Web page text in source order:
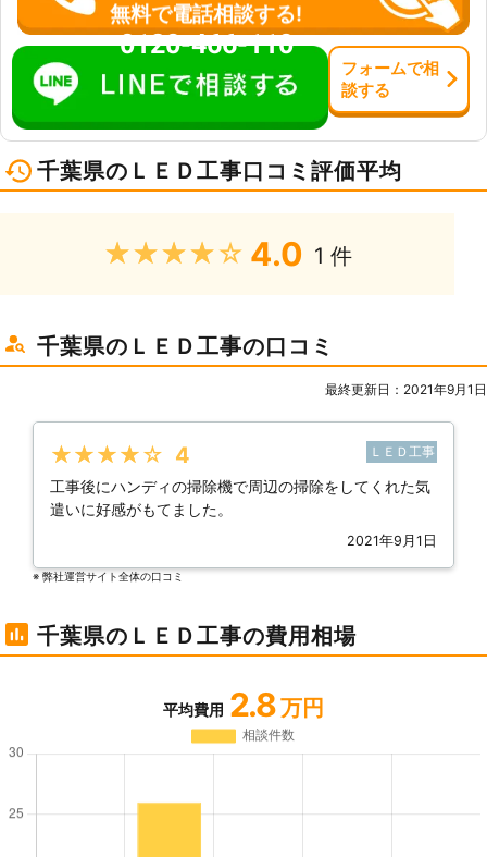
無料で電話相談する!
0120-466-110
フォームで相
談する
千葉県のＬＥＤ工事口コミ評価平均
★★★★★ 4.0 1 件
千葉県のＬＥＤ工事の口コミ
最終更新日：2021年9月1日
★★★★★ 4 ＬＥＤ工事
工事後にハンディの掃除機で周辺の掃除をしてくれた気
遣いに好感がもてました。
2021年9月1日
※ 弊社運営サイト全体の⼝コミ
千葉県のＬＥＤ工事の費用相場
平均費用 2.8 万円